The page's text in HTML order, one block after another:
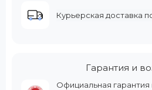
Курьерская доставка
Гарантия и
Официальная гарантия